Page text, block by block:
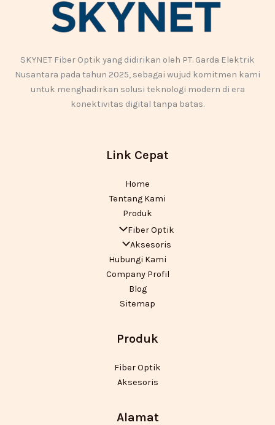
SKYNET Fiber Optik yang didirikan oleh PT. Garda Elektrik
Nusantara pada tahun 2025, sebagai wujud komitmen kami
untuk menghadirkan solusi teknologi modern di era
konektivitas digital tanpa batas.
Link Cepat
Home
Tentang Kami
Produk
Fiber Optik
Aksesoris
Hubungi Kami
Company Profil
Blog
Sitemap
Produk
Fiber Optik
Aksesoris
Alamat